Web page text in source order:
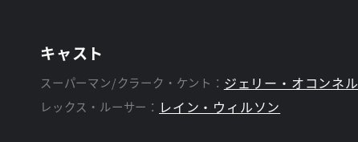
キャスト
スーパーマン/クラーク・ケント： ジェリー・オコンネル
レックス・ルーサー： レイン・ウィルソン